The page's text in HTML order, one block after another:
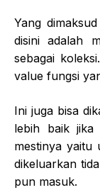
Yang
disini adalah
sebagai
value fungsi
Ini juga bisa
lebih baik jika
mestinya yaitu
dikeluarkan
pun masuk.